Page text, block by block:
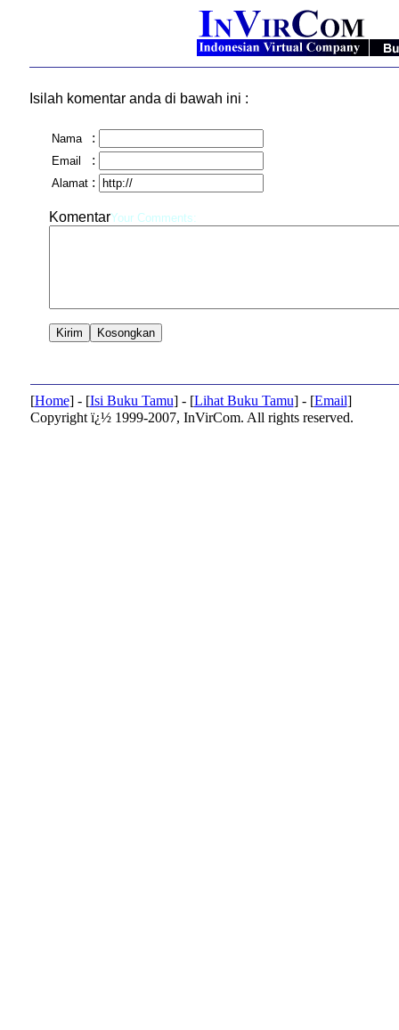
Isilah komentar anda di bawah ini :
Nama :
Email :
Alamat :
KomentarYour Comments:
[Home] - [Isi Buku Tamu] - [Lihat Buku Tamu] - [Email]
Copyright ï¿½ 1999-2007, InVirCom. All rights reserved.